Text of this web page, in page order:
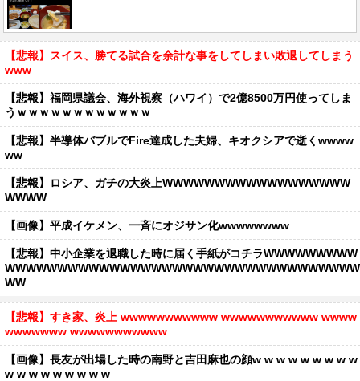
【悲報】スイス、勝てる試合を余計な事をしてしまい敗退してしまう
www
【悲報】福岡県議会、海外視察（ハワイ）で2億8500万円使ってしま
うｗｗｗｗｗｗｗｗｗｗｗｗ
【悲報】半導体バブルでFire達成した夫婦、キオクシアで逝くwwww
ww
【悲報】ロシア、ガチの大炎上WWWWWWWWWWWWWWWWWW
WWWW
【画像】平成イケメン、一斉にオジサン化wwwwwwww
【悲報】中小企業を退職した時に届く手紙がコチラWWWWWWWWW
WWWWWWWWWWWWWWWWWWWWWWWWWWWWWWWWWW
WW
【悲報】すき家、炎上 wwwwwwwwwww wwwwwwwwwww wwww
wwwwwww wwwwwwwwwww
【画像】長友が出場した時の南野と吉田麻也の顔w w w w w w w w w
w w w w w w w w w